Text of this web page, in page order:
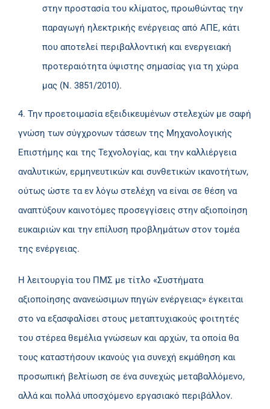
στην προστασία του κλίματος, προωθώντας την
παραγωγή ηλεκτρικής ενέργειας από ΑΠΕ, κάτι
που αποτελεί περιβαλλοντική και ενεργειακή
προτεραιότητα ύψιστης σημασίας για τη χώρα
μας (Ν. 3851/2010).
4. Την προετοιμασία εξειδικευμένων στελεχών με σαφή
γνώση των σύγχρονων τάσεων της Μηχανολογικής
Επιστήμης και της Τεχνολογίας, και την καλλιέργεια
αναλυτικών, ερμηνευτικών και συνθετικών ικανοτήτων,
ούτως ώστε τα εν λόγω στελέχη να είναι σε θέση να
αναπτύξουν καινοτόμες προσεγγίσεις στην αξιοποίηση
ευκαιριών και την επίλυση προβλημάτων στον τομέα
της ενέργειας.
Η λειτουργία του ΠΜΣ με τίτλο «Συστήματα
αξιοποίησης ανανεώσιμων πηγών ενέργειας» έγκειται
στο να εξασφαλίσει στους μεταπτυχιακούς φοιτητές
του στέρεα θεμέλια γνώσεων και αρχών, τα οποία θα
τους καταστήσουν ικανούς για συνεχή εκμάθηση και
προσωπική βελτίωση σε ένα συνεχώς μεταβαλλόμενο,
αλλά και πολλά υποσχόμενο εργασιακό περιβάλλον.